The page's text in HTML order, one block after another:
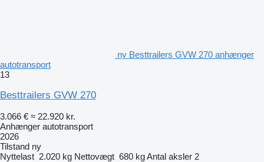
ny Besttrailers GVW 270 anhænger
autotransport
13
Besttrailers GVW 270
3.066 € ≈ 22.920 kr.
Anhænger autotransport
2026
Tilstand ny
Nyttelast 2.020 kg Nettovægt 680 kgAntal aksler 2